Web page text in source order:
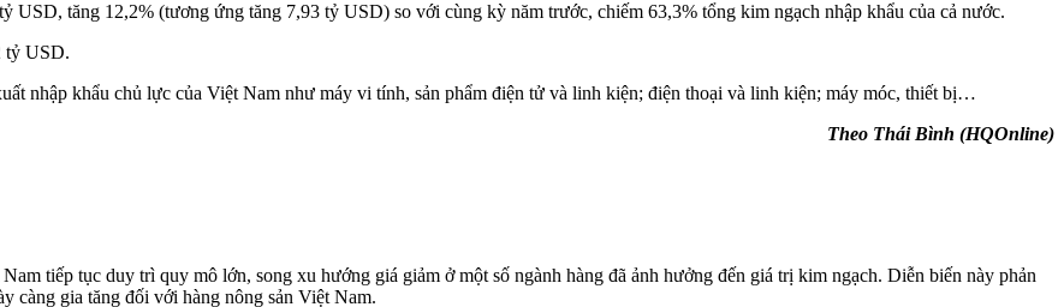
USD, tăng 12,2% (tương ứng tăng 7,93 tỷ USD) so với cùng kỳ năm trước, chiếm 63,3% tổng kim ngạch nhập khẩu của cả nước.
tỷ USD.
nhập khẩu chủ lực của Việt Nam như máy vi tính, sản phẩm điện tử và linh kiện; điện thoại và linh kiện; máy móc, thiết bị…
Theo Thái Bình (HQOnline)
tiếp tục duy trì quy mô lớn, song xu hướng giá giảm ở một số ngành hàng đã ảnh hưởng đến giá trị kim ngạch. Diễn biến này phản
càng gia tăng đối với hàng nông sản Việt Nam.